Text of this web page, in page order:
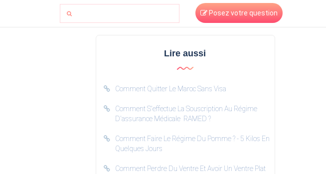
Posez votre question
Lire aussi
Comment Quitter Le Maroc Sans Visa
Comment S'effectue La Souscription Au Régime
D'assurance Médicale RAMED ?
Comment Faire Le Régime Du Pomme ? - 5 Kilos En
Quelques Jours
Comment Perdre Du Ventre Et Avoir Un Ventre Plat